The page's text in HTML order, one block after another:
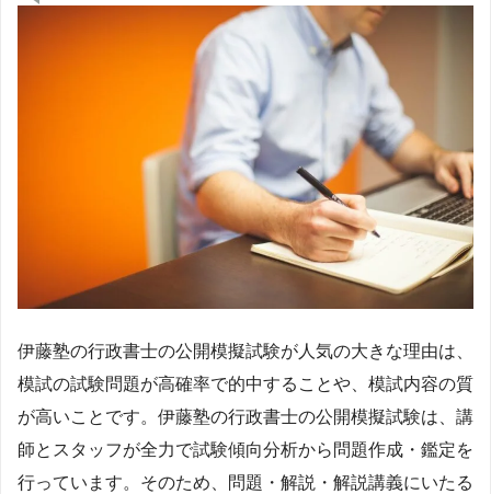
伊藤塾の行政書士の公開模擬試験が人気の大きな理由は、
模試の試験問題が高確率で的中することや、模試内容の質
が高いことです。伊藤塾の行政書士の公開模擬試験は、講
師とスタッフが全力で試験傾向分析から問題作成・鑑定を
行っています。そのため、問題・解説・解説講義にいたる